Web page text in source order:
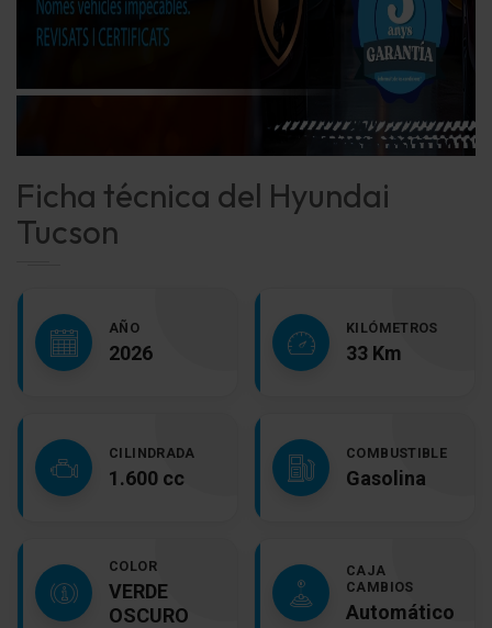
Ficha técnica del Hyundai
Tucson
AÑO
2026
KILÓMETROS
33 Km
CILINDRADA
1.600 cc
COMBUSTIBLE
Gasolina
COLOR
VERDE
OSCURO
CAJA
CAMBIOS
Automático